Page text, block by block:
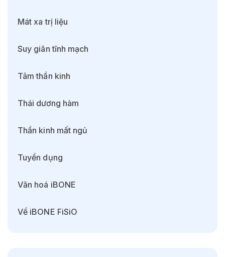
Mát xa trị liệu
Suy giãn tĩnh mạch
Tâm thần kinh
Thái dương hàm
Thần kinh mất ngủ
Tuyển dụng
Văn hoá iBONE
Về iBONE FiSiO